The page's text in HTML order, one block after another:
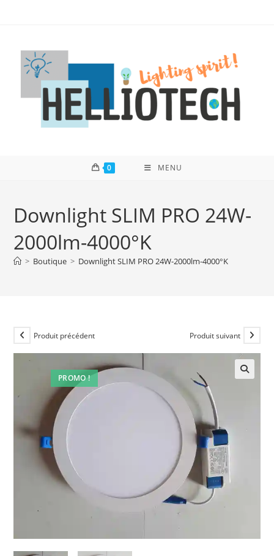
0 MENU
Downlight SLIM PRO 24W-
2000lm-4000°K
> Boutique > Downlight SLIM PRO 24W-2000lm-4000°K
PROMO !
Produit précédent Produit suivant